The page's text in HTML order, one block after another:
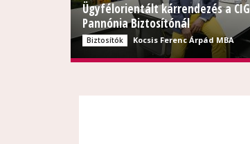
Ügyfélorientált kárrendezés a CIG
Pannónia Biztosítónál
Biztosítók Kocsis Ferenc Árpád MBA